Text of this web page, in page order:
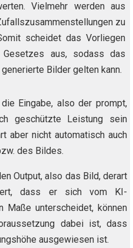
Vielmehr werden aus
zu
scheidet das Vorliegen
aus, sodass das
Bilder gelten kann.
Eingabe, also der prompt,
geschützte Leistung sein
aber nicht automatisch auch
des Bildes.
Output, also das Bild, derart
dass er sich vom KI-
Maße unterscheidet, können
dabei ist, dass
ausgewiesen ist.